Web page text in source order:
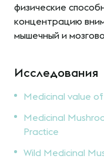
физические
концентрацию
мышечный и
Исследования
Medicinal value
Medicinal
Practice
Wild Medicinal